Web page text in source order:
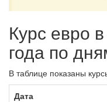
Курс евро
года по
В таблице показаны
Дата